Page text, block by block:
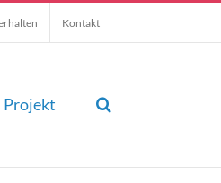
Kontakt
Projekt